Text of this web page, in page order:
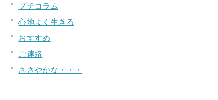
プチコラム
心地よく生きる
おすすめ
ご連絡
ささやかな・・・